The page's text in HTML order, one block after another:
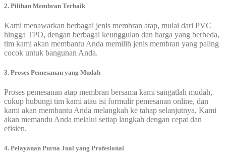
2. Pilihan Membran Terbaik
Kami menawarkan berbagai jenis membran atap, mulai dari PVC
hingga TPO, dengan berbagai keunggulan dan harga yang berbeda,
tim kami akan membantu Anda memilih jenis membran yang paling
cocok untuk bangunan Anda.
3. Proses Pemesanan yang Mudah
Proses pemesanan atap membran bersama kami sangatlah mudah,
cukup hubungi tim kami atau isi formulir pemesanan online, dan
kami akan membantu Anda melangkah ke tahap selanjutnya, Kami
akan memandu Anda melalui setiap langkah dengan cepat dan
efisien.
4. Pelayanan Purna Jual yang Profesional